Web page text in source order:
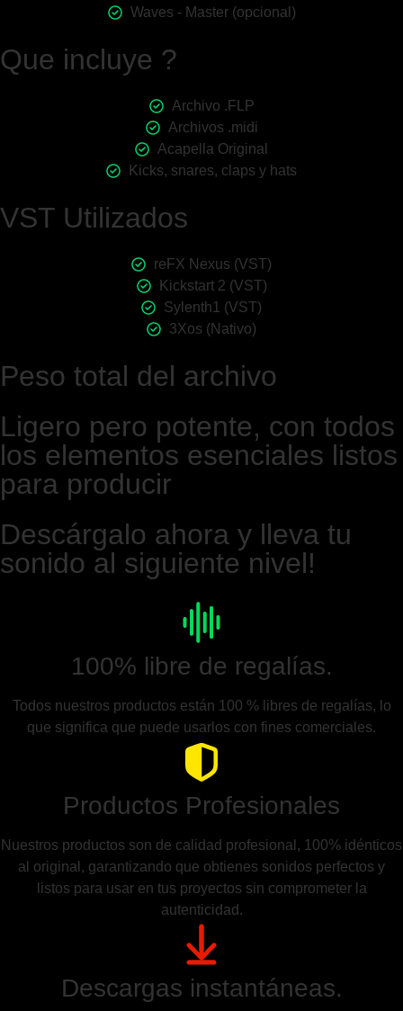
Waves - Master (opcional)
Que incluye ?
Archivo .FLP
Archivos .midi
Acapella Original
Kicks, snares, claps y hats
VST Utilizados
reFX Nexus (VST)
Kickstart 2 (VST)
Sylenth1 (VST)
3Xos (Nativo)
Peso total del archivo
Ligero pero potente, con todos
los elementos esenciales listos
para producir
Descárgalo ahora y lleva tu
sonido al siguiente nivel!
100% libre de regalías.
Todos nuestros productos están 100 % libres de regalías, lo
que significa que puede usarlos con fines comerciales.
Productos Profesionales
Nuestros productos son de calidad profesional, 100% idénticos
al original, garantizando que obtienes sonidos perfectos y
listos para usar en tus proyectos sin comprometer la
autenticidad.
Descargas instantáneas.